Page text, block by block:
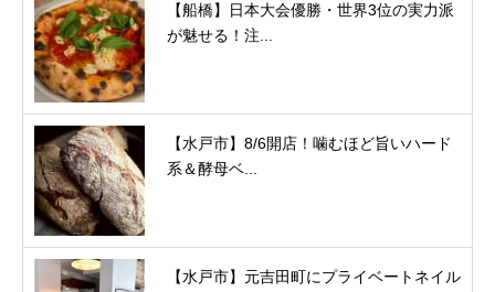
【船橋】日本大会優勝・世界3位の実力派
が魅せる！注...
【水戸市】8/6開店！噛むほど旨いハード
系＆酵母ベ...
【水戸市】元吉田町にプライベートネイル